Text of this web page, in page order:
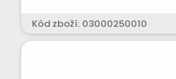
Kód zboží: 03000250010